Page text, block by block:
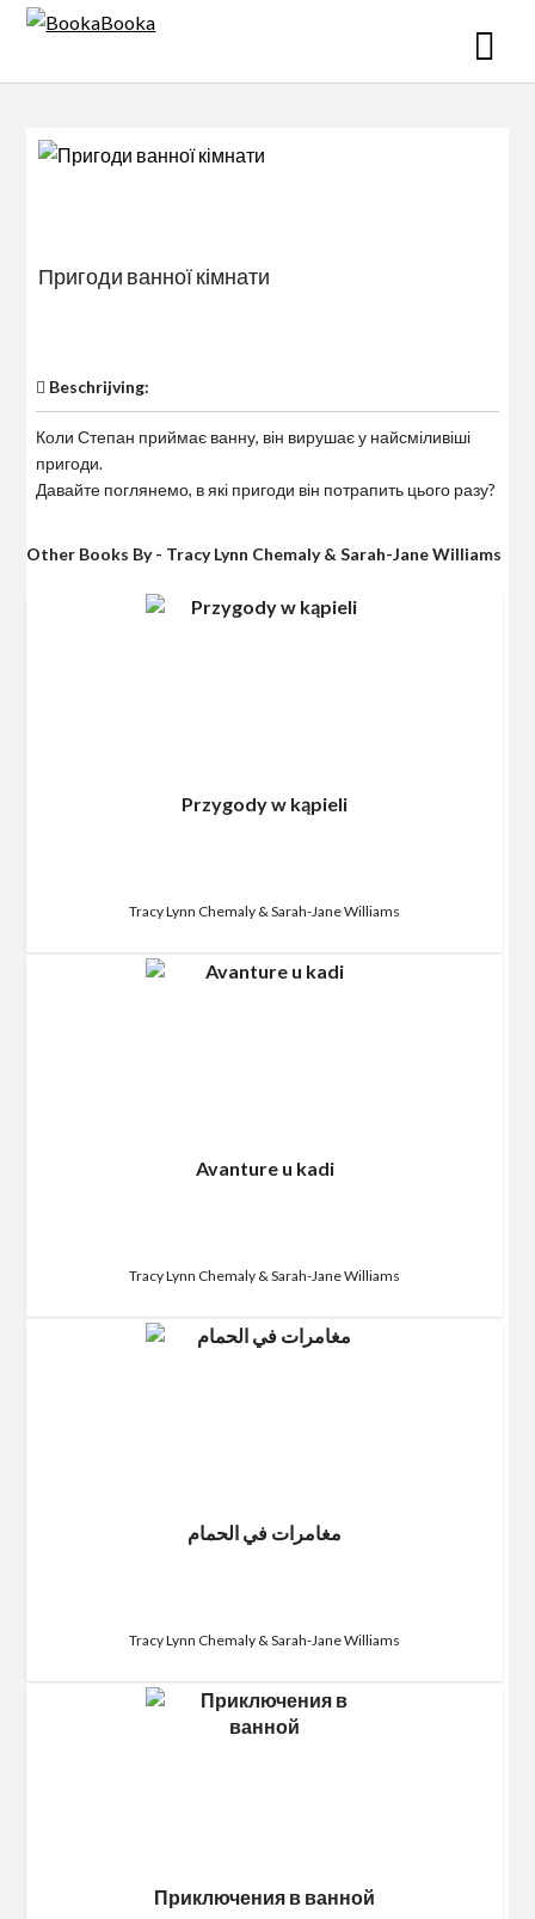
Skip
Пригоди ванної кімнати
Beschrijving:
Коли Степан приймає ванну, він вирушає у найсміливіші
пригоди.
Давайте поглянемо, в які пригоди він потрапить цього разу?
Other Books By - Tracy Lynn Chemaly & Sarah-Jane Williams
Przygody w kąpieli
Tracy Lynn Chemaly & Sarah-Jane Williams
Avanture u kadi
Tracy Lynn Chemaly & Sarah-Jane Williams
مغامرات في الحمام
Tracy Lynn Chemaly & Sarah-Jane Williams
Приключения в ванной